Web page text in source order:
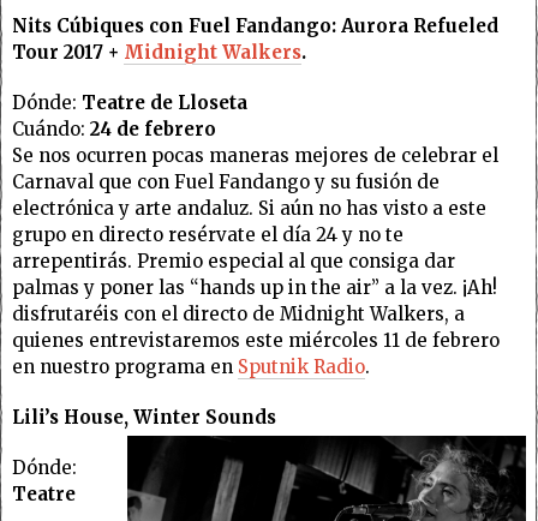
Nits Cúbiques con Fuel Fandango: Aurora Refueled
Tour 2017 + Midnight Walkers.
Dónde: Teatre de Lloseta
Cuándo: 24 de febrero
Se nos ocurren pocas maneras mejores de celebrar el
Carnaval que con Fuel Fandango y su fusión de
electrónica y arte andaluz. Si aún no has visto a este
grupo en directo resérvate el día 24 y no te
arrepentirás. Premio especial al que consiga dar
palmas y poner las “hands up in the air” a la vez. ¡Ah!
disfrutaréis con el directo de Midnight Walkers, a
quienes entrevistaremos este miércoles 11 de febrero
en nuestro programa en Sputnik Radio.
Lili’s House, Winter Sounds
Dónde:
Teatre